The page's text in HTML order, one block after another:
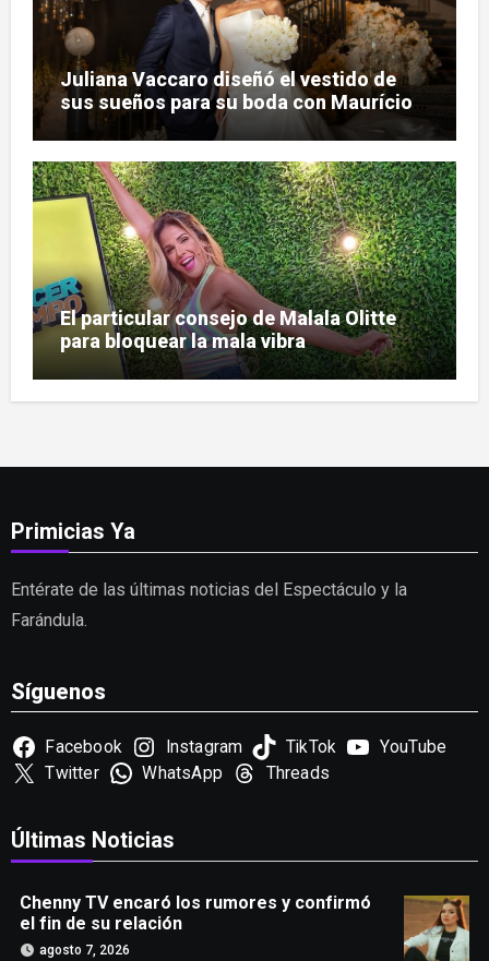
Juliana Vaccaro diseñó el vestido de
sus sueños para su boda con Maurício
Prado
El particular consejo de Malala Olitte
para bloquear la mala vibra
Primicias Ya
Entérate de las últimas noticias del Espectáculo y la
Farándula.
Síguenos
Facebook Instagram TikTok
YouTube
Twitter
WhatsApp Threads
Últimas Noticias
Chenny TV encaró los rumores y confirmó
el fin de su relación
agosto 7, 2026